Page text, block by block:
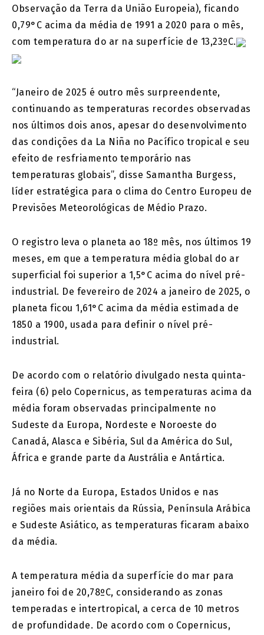
Observação da Terra da União Europeia), ficando
0,79°C acima da média de 1991 a 2020 para o mês,
com temperatura do ar na superfície de 13,23ºC.
“Janeiro de 2025 é outro mês surpreendente,
continuando as temperaturas recordes observadas
nos últimos dois anos, apesar do desenvolvimento
das condições da La Niña no Pacífico tropical e seu
efeito de resfriamento temporário nas
temperaturas globais”, disse Samantha Burgess,
líder estratégica para o clima do Centro Europeu de
Previsões Meteorológicas de Médio Prazo.
O registro leva o planeta ao 18º mês, nos últimos 19
meses, em que a temperatura média global do ar
superficial foi superior a 1,5°C acima do nível pré-
industrial. De fevereiro de 2024 a janeiro de 2025, o
planeta ficou 1,61°C acima da média estimada de
1850 a 1900, usada para definir o nível pré-
industrial.
De acordo com o relatório divulgado nesta quinta-
feira (6) pelo Copernicus, as temperaturas acima da
média foram observadas principalmente no
Sudeste da Europa, Nordeste e Noroeste do
Canadá, Alasca e Sibéria, Sul da América do Sul,
África e grande parte da Austrália e Antártica.
Já no Norte da Europa, Estados Unidos e nas
regiões mais orientais da Rússia, Península Arábica
e Sudeste Asiático, as temperaturas ficaram abaixo
da média.
A temperatura média da superfície do mar para
janeiro foi de 20,78ºC, considerando as zonas
temperadas e intertropical, a cerca de 10 metros
de profundidade. De acordo com o Copernicus,